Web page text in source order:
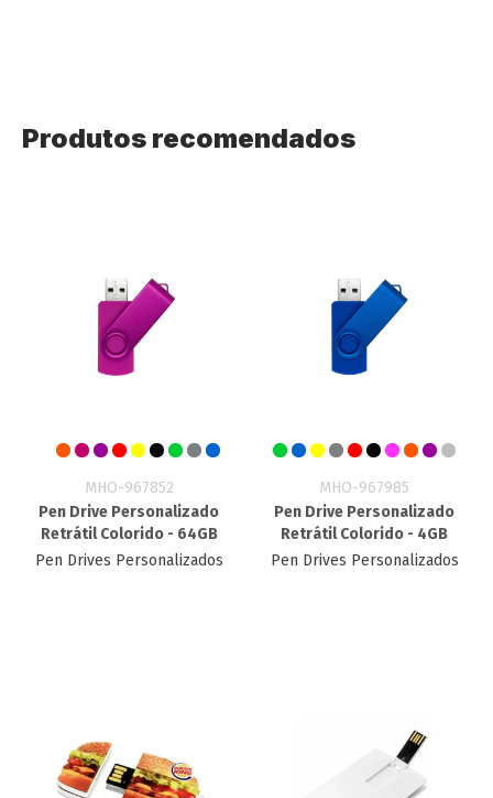
Produtos recomendados
MHO-967852
Pen Drive Personalizado
Retrátil Colorido - 64GB
Pen Drives Personalizados
MHO-967985
Pen Drive Personalizado
Retrátil Colorido - 4GB
Pen Drives Personalizados